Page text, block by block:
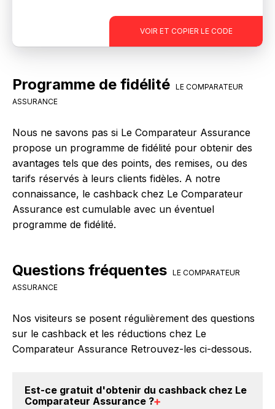
VOIR ET COPIER LE CODE
Programme de fidélité LE COMPARATEUR
ASSURANCE
Nous ne savons pas si Le Comparateur Assurance
propose un programme de fidélité pour obtenir des
avantages tels que des points, des remises, ou des
tarifs réservés à leurs clients fidèles. A notre
connaissance, le cashback chez Le Comparateur
Assurance est cumulable avec un éventuel
programme de fidélité.
Questions fréquentes LE COMPARATEUR
ASSURANCE
Nos visiteurs se posent régulièrement des questions
sur le cashback et les réductions chez Le
Comparateur Assurance Retrouvez-les ci-dessous.
Est-ce gratuit d'obtenir du cashback chez Le
Comparateur Assurance ?